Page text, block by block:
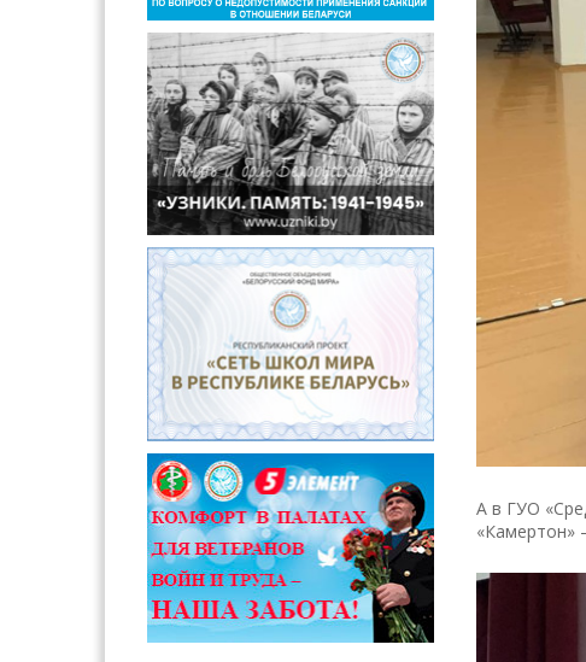
А в ГУО
«Камертон»